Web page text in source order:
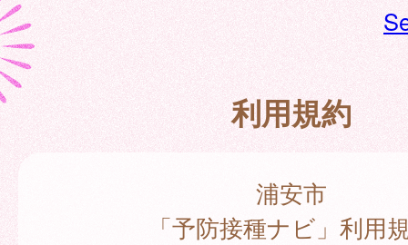
利用規約
浦安市
「予防接種ナビ」利用